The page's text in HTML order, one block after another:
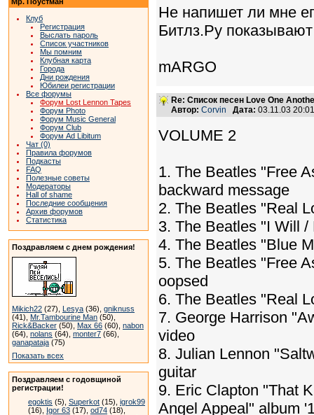
Клуб
Регистрация
Выслать пароль
Список участников
Мы помним
Клубная карта
Города
Дни рождения
Юбилеи регистрации
Все форумы
Форум Lost Lennon Tapes
Форум Photo
Форум Music General
Форум Club
Форум Ad Libitum
Чат (0)
Правила форумов
Подкасты
FAQ
Полезные советы
Модераторы
Hall of shame
Последние сообщения
Архив форумов
Статистика
Поздравляем с днем рождения!
Mikich22 (27), Lesya (36), gniknuss
(41), Mr.Tambourine Man (50),
Rick&Backer (50), Max 66 (60), nabon
(64), nolans (64), monter7 (66),
ganapataja (75)
Показать всех
Поздравляем с годовщиной
регистрации!
egoktis (5), Superkot (15), igrok99
(16), Igor 63 (17), od74 (18),
Не напишет ли мне
Битлз.Ру
mARGO
Re: Список песен Love One
Автор: Corvin Дата: 03.11.03
VOLUME 2
1. The Beatles "Free
backward message
2. The Beatles "Real
3. The Beatles "I Will
4. The Beatles "Blue
5. The Beatles "Free
oopsed
6. The Beatles "Real
7. George Harrison
video
8. Julian Lennon
guitar
9. Eric Clapton "That
Angel Appeal" album